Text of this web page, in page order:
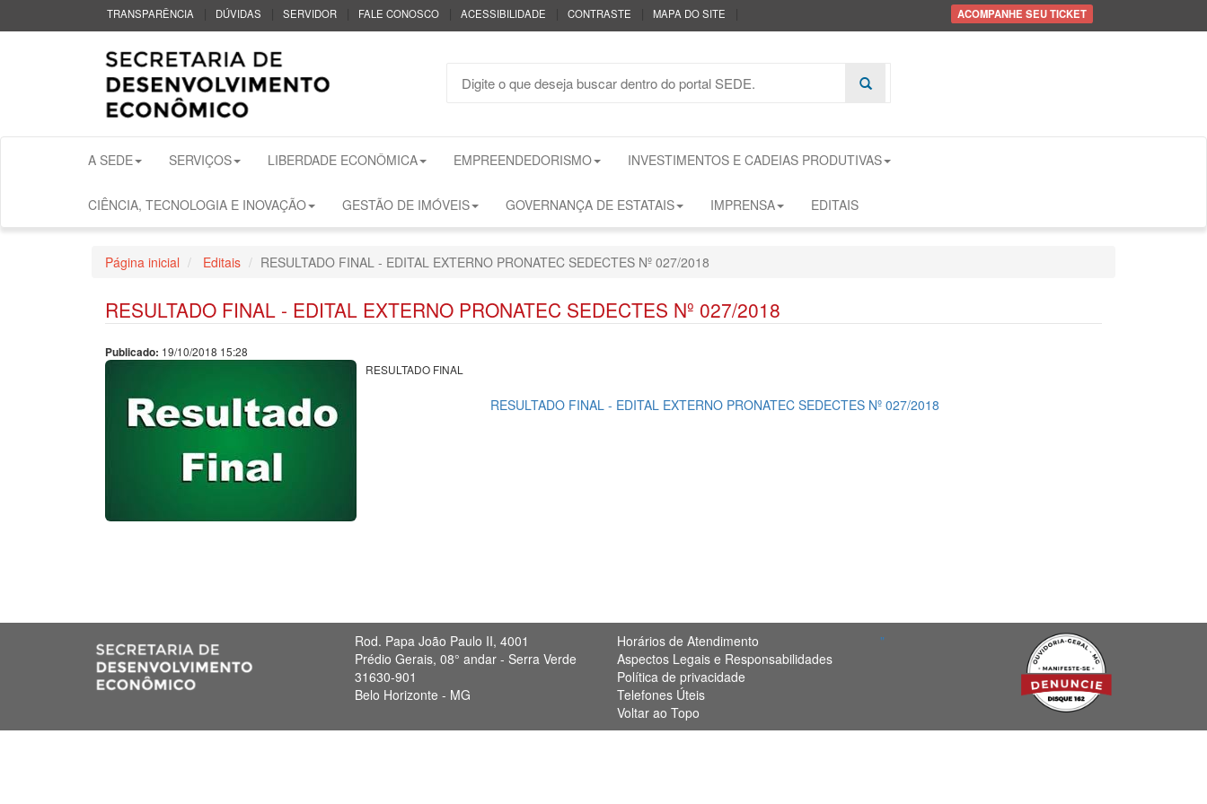
TRANSPARÊNCIA DÚVIDAS SERVIDOR FALE CONOSCO ACESSIBILIDADE CONTRASTE MAPA DO SITE ACOMPANHE SEU TICKET
A SEDE SERVIÇOS LIBERDADE ECONÔMICA EMPREENDEDORISMO INVESTIMENTOS E CADEIAS PRODUTIVAS
CIÊNCIA, TECNOLOGIA E INOVAÇÃO GESTÃO DE IMÓVEIS GOVERNANÇA DE ESTATAIS IMPRENSA EDITAIS
Página inicial Editais RESULTADO FINAL - EDITAL EXTERNO PRONATEC SEDECTES Nº 027/2018
RESULTADO FINAL - EDITAL EXTERNO PRONATEC SEDECTES Nº 027/2018
Publicado: 19/10/2018 15:28
RESULTADO FINAL
RESULTADO FINAL - EDITAL EXTERNO PRONATEC SEDECTES Nº 027/2018
Rod. Papa João Paulo II, 4001
Prédio Gerais, 08° andar - Serra Verde
31630-901
Belo Horizonte - MG
Horários de Atendimento
Aspectos Legais e Responsabilidades
Política de privacidade
Telefones Úteis
Voltar ao Topo
"